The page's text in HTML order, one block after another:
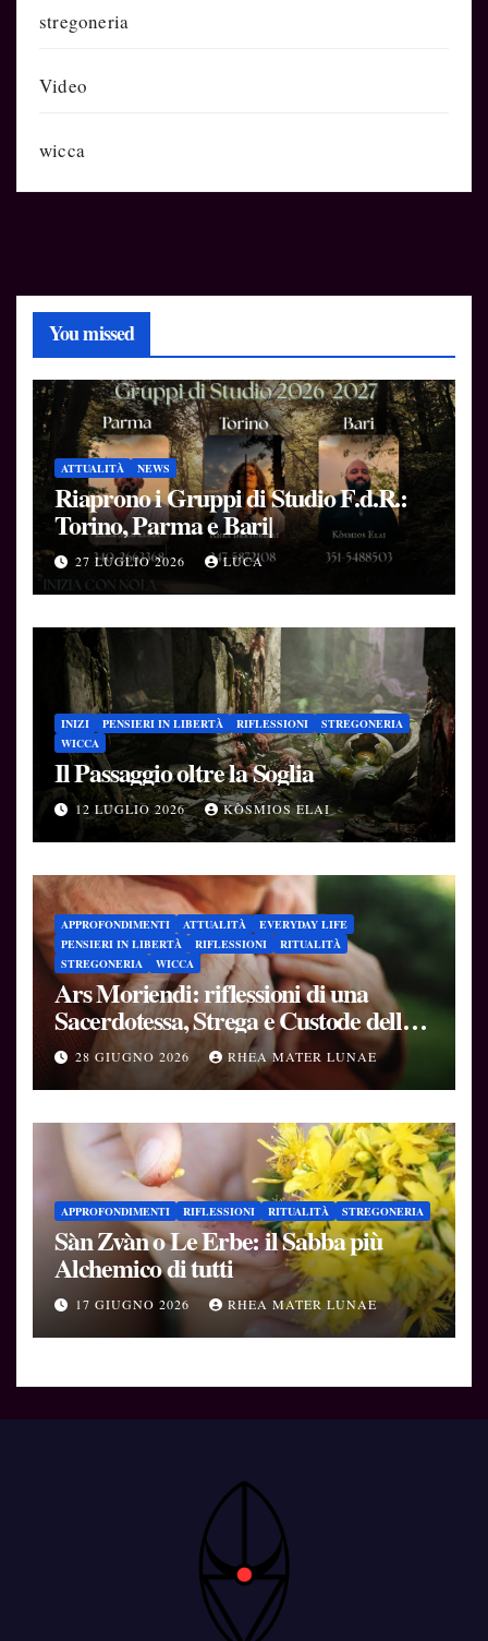
stregoneria
Video
wicca
You missed
ATTUALITÀ NEWS
Riaprono i Gruppi di Studio F.d.R.:
Torino, Parma e Bari|
27 LUGLIO 2026 LUCA
INIZI PENSIERI IN LIBERTÀ RIFLESSIONI
STREGONERIA
WICCA
Il Passaggio oltre la Soglia
12 LUGLIO 2026 KÒSMIOS ELAI
APPROFONDIMENTI ATTUALITÀ
EVERYDAY LIFE
PENSIERI IN LIBERTÀ
RIFLESSIONI
RITUALITÀ
STREGONERIA
WICCA
Ars Moriendi: riflessioni di una
Sacerdotessa, Strega e Custode delle
Soglie
28 GIUGNO 2026 RHEA MATER LUNAE
APPROFONDIMENTI RIFLESSIONI RITUALITÀ STREGONERIA
Sàn Zvàn o Le Erbe: il Sabba più
Alchemico di tutti
17 GIUGNO 2026 RHEA MATER LUNAE